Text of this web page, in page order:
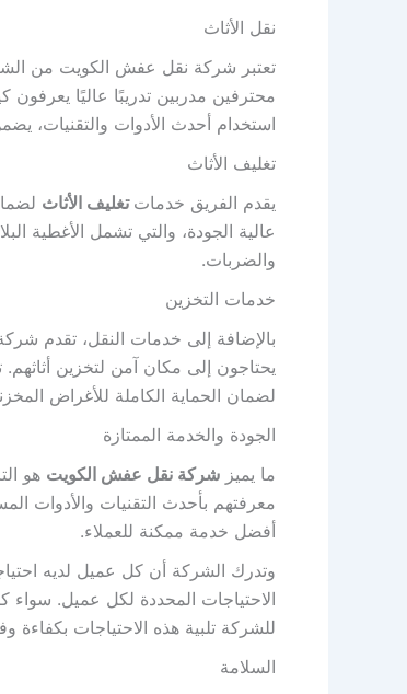
نقل الأثاث
تعتبر شركة نقل عفش الكويت من
محترفين مدربين تدريبًا عاليًا يعرفون
استخدام أحدث الأدوات والتقنيات،
تغليف الأثاث
يقدم الفريق خدمات تغليف الأثاث
عالية الجودة، والتي تشمل الأغطية
والضربات.
خدمات التخزين
بالإضافة إلى خدمات النقل، تقدم
يحتاجون إلى مكان آمن لتخزين أثاثهم.
لضمان الحماية الكاملة للأغراض
الجودة والخدمة الممتازة
ما يميز شركة نقل عفش الكويت هو
معرفتهم بأحدث التقنيات والأدوات
أفضل خدمة ممكنة للعملاء.
وتدرك الشركة أن كل عميل لديه
الاحتياجات المحددة لكل عميل. سواء
للشركة تلبية هذه الاحتياجات بكفاءة
السلامة